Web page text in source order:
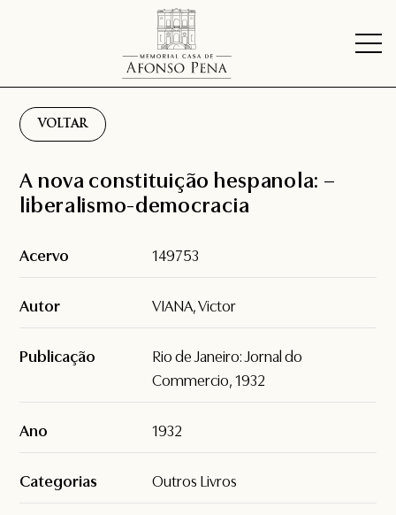
VOLTAR
A nova constituição hespanola: –
liberalismo-democracia
Acervo 149753
Autor VIANA, Victor
Publicação
Rio de Janeiro: Jornal do
Commercio, 1932
Ano 1932
Categorias Outros Livros